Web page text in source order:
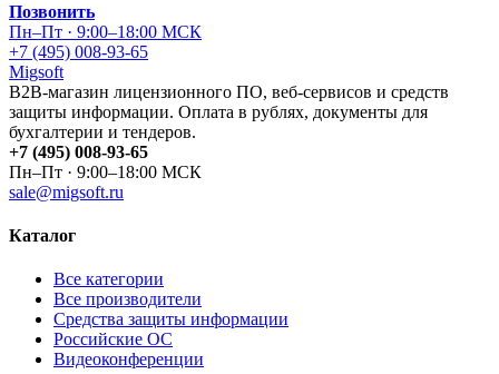
Позвонить
Пн–Пт · 9:00–18:00 МСК
+7 (495) 008-93-65
Migsoft
B2B-магазин лицензионного ПО, веб-сервисов и средств
защиты информации. Оплата в рублях, документы для
бухгалтерии и тендеров.
+7 (495) 008-93-65
Пн–Пт · 9:00–18:00 МСК
sale@migsoft.ru
Каталог
Все категории
Все производители
Средства защиты информации
Российские ОС
Видеоконференции